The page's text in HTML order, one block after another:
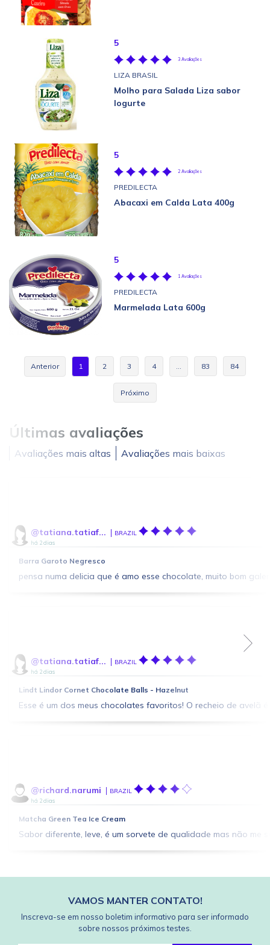
5
3 Avaliações
LIZA BRASIL
Molho para Salada Liza sabor
Iogurte
5
2 Avaliações
PREDILECTA
Abacaxi em Calda Lata 400g
5
1 Avaliações
PREDILECTA
Marmelada Lata 600g
Anterior 1 2 3 4 … 83 84
Próximo
Últimas avaliações
Avaliações mais altas Avaliações mais baixas
@tatiana.tatiaf... BRAZIL
há 2 dias
Barra Garoto Negresco
pensa numa delicia que é amo esse chocolate, muito bom
@tatiana.tatiaf... BRAZIL
há 2 dias
Lindt Lindor Cornet Chocolate Balls - Hazelnut
Esse é um dos meus chocolates favoritos! O recheio de
@richard.narumi BRAZIL
há 2 dias
Matcha Green Tea Ice Cream
Sabor diferente, leve, é um sorvete de qualidade mas não me
VAMOS MANTER CONTATO!
Inscreva-se em nosso boletim informativo para ser informado
sobre nossos próximos testes.